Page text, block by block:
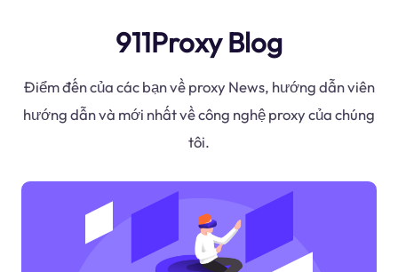
911Proxy Blog
Điểm đến của các bạn về proxy News, hướng dẫn viên
hướng dẫn và mới nhất về công nghệ proxy của chúng
tôi.